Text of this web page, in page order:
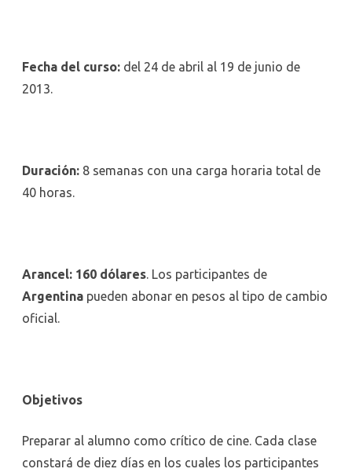
Fecha del curso: del 24 de abril al 19 de junio de
2013.
Duración: 8 semanas con una carga horaria total de
40 horas.
Arancel: 160 dólares . Los participantes de
Argentina pueden abonar en pesos al tipo de cambio
oficial.
Objetivos
Preparar al alumno como crítico de cine. Cada clase
constará de diez días en los cuales los participantes